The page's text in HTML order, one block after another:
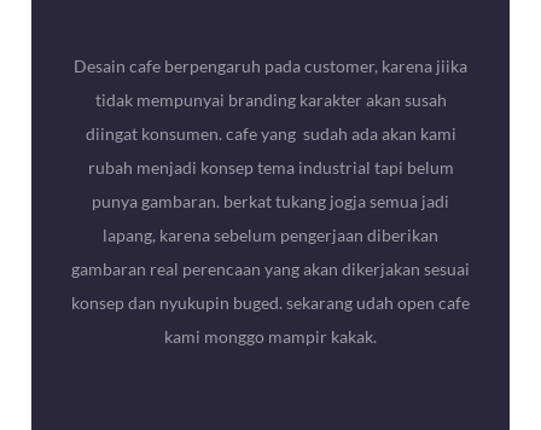
Desain cafe berpengaruh pada customer, karena jiika
tidak mempunyai branding karakter akan susah
diingat konsumen. cafe yang sudah ada akan kami
rubah menjadi konsep tema industrial tapi belum
punya gambaran. berkat tukang jogja semua jadi
lapang, karena sebelum pengerjaan diberikan
gambaran real perencaan yang akan dikerjakan sesuai
konsep dan nyukupin buged. sekarang udah open cafe
kami monggo mampir kakak.